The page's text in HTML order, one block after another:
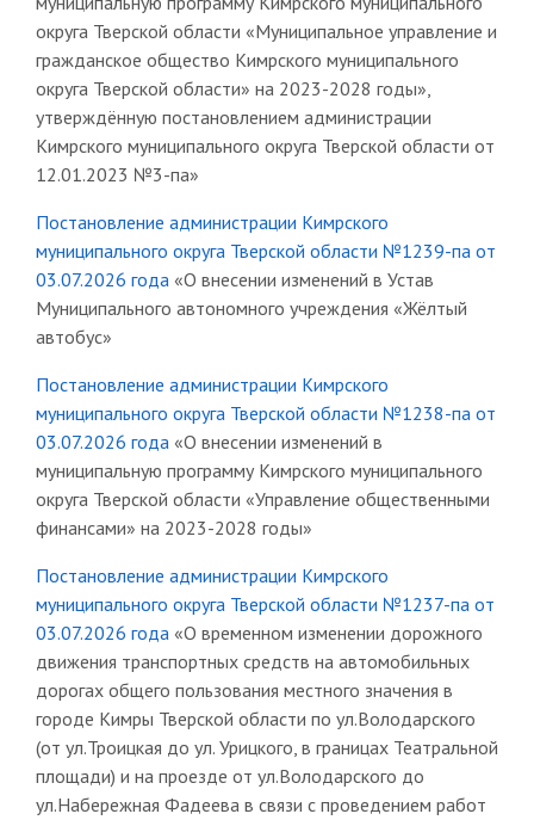
округа Тверской области «Муниципальное управление и
гражданское общество Кимрского муниципального
округа Тверской области» на 2023-2028 годы»,
утверждённую постановлением администрации
Кимрского муниципального округа Тверской области от
12.01.2023 №3-па»
Постановление администрации Кимрского
муниципального округа Тверской области №1239-па от
03.07.2026 года «О внесении изменений в Устав
Муниципального автономного учреждения «Жёлтый
автобус»
Постановление администрации Кимрского
муниципального округа Тверской области №1238-па от
03.07.2026 года «О внесении изменений в
муниципальную программу Кимрского муниципального
округа Тверской области «Управление общественными
финансами» на 2023-2028 годы»
Постановление администрации Кимрского
муниципального округа Тверской области №1237-па от
03.07.2026 года «О временном изменении дорожного
движения транспортных средств на автомобильных
дорогах общего пользования местного значения в
городе Кимры Тверской области по ул.Володарского
(от ул.Троицкая до ул. Урицкого, в границах Театральной
площади) и на проезде от ул.Володарского до
ул.Набережная Фадеева в связи с проведением работ